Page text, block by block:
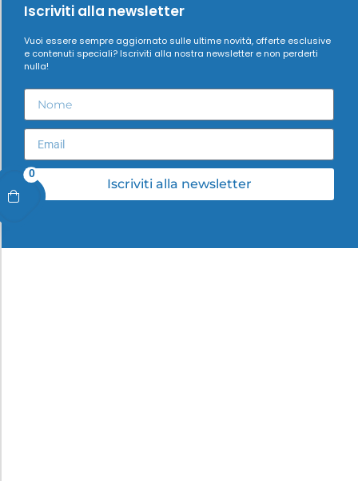
0
Iscriviti alla newsletter
Vuoi essere sempre aggiornato sulle ultime novità, offerte esclusive
e contenuti speciali? Iscriviti alla nostra newsletter e non perderti
nulla!
Iscriviti alla newsletter